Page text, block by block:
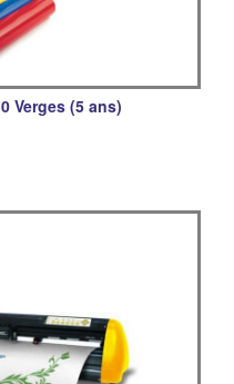
Verges (5 ans)